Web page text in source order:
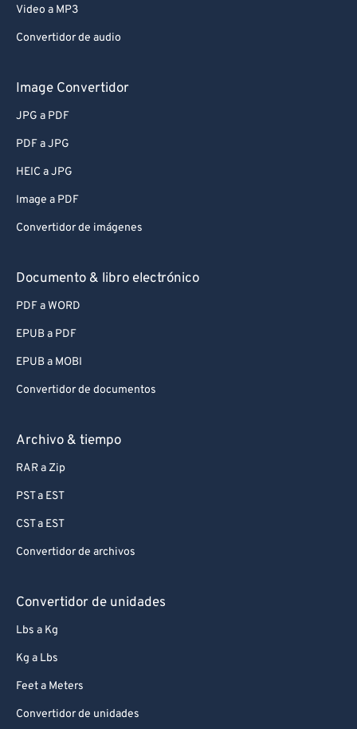
Video a MP3
Convertidor de audio
Image Convertidor
JPG a PDF
PDF a JPG
HEIC a JPG
Image a PDF
Convertidor de imágenes
Documento & libro electrónico
PDF a WORD
EPUB a PDF
EPUB a MOBI
Convertidor de documentos
Archivo & tiempo
RAR a Zip
PST a EST
CST a EST
Convertidor de archivos
Convertidor de unidades
Lbs a Kg
Kg a Lbs
Feet a Meters
Convertidor de unidades